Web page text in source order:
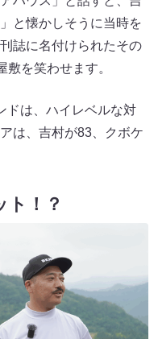
と懐かしそうに当時を
誌に名付けられたその
敷を笑わせます。
ドは、ハイレベルな対
は、吉村が83、クボケ
ト！？